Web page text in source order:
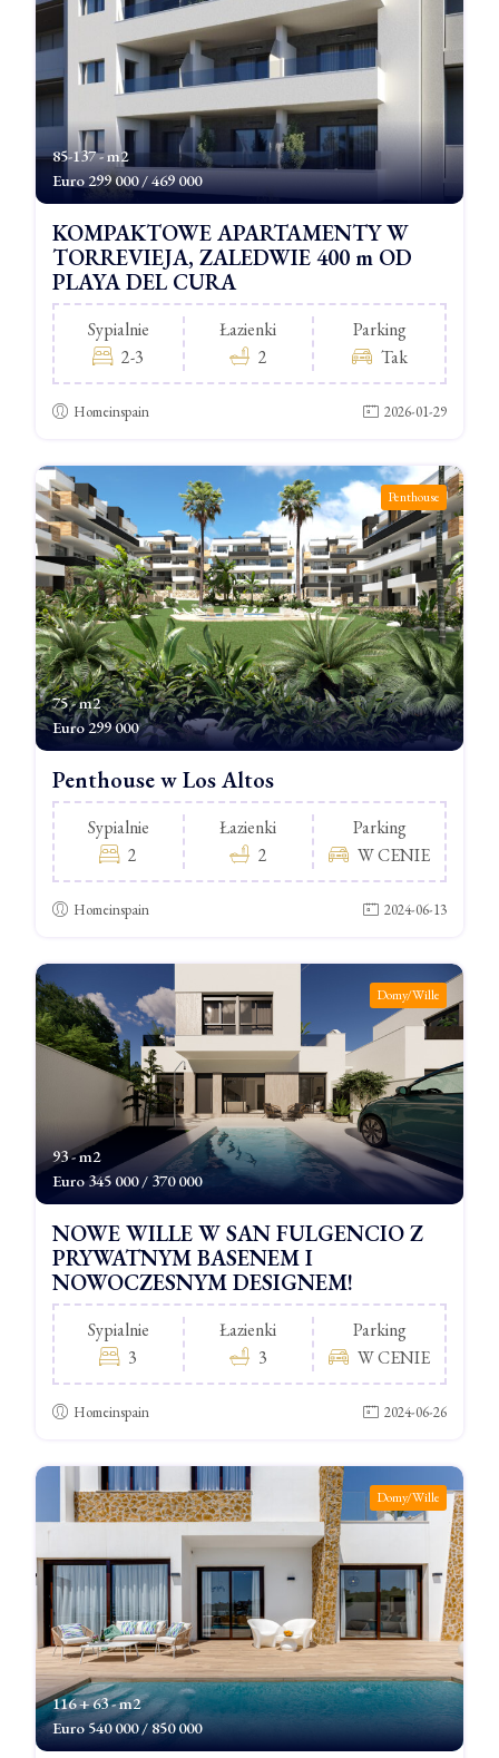
85-137 - m2
Euro299 000 / 469 000
KOMPAKTOWE APARTAMENTY W
TORREVIEJA, ZALEDWIE 400 m OD
PLAYA DEL CURA
Sypialnie
2-3
Łazienki
2
Parking
Tak
Homeinspain 2026-01-29
Penthouse
75 - m2
Euro299 000
Penthouse w Los Altos
Sypialnie
2
Łazienki
2
Parking
W CENIE
Homeinspain 2024-06-13
Domy/Wille
93 - m2
Euro345 000 / 370 000
NOWE WILLE W SAN FULGENCIO Z
PRYWATNYM BASENEM I
NOWOCZESNYM DESIGNEM!
Sypialnie
3
Łazienki
3
Parking
W CENIE
Homeinspain 2024-06-26
Domy/Wille
116 + 63 - m2
Euro540 000 / 850 000